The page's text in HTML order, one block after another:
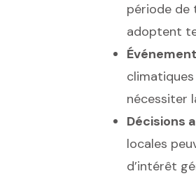
période de
adoptent
nécessiter
Décisions
locales
d’intérêt